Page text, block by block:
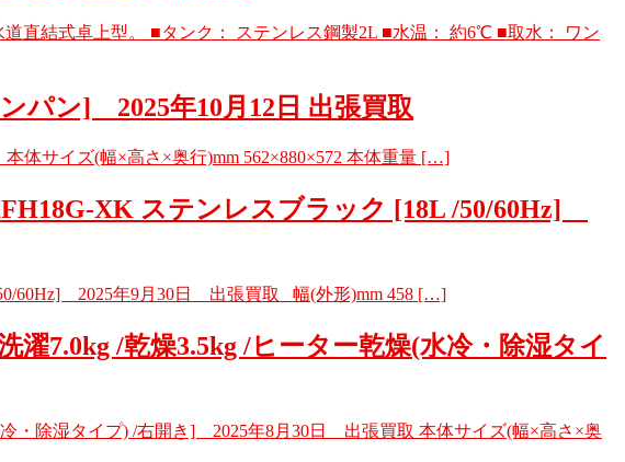
結式卓上型。 ■タンク： ステンレス鋼製2L ■水温： 約6℃ ■取水： ワン
パン] 2025年10月12日 出張買取
体サイズ(幅×高さ×奥行)mm 562×880×572 本体重量 […]
XK ステンレスブラック [18L /50/60Hz]
60Hz] 2025年9月30日 出張買取 幅(外形)mm 458 […]
7.0kg /乾燥3.5kg /ヒーター乾燥(水冷・除湿タイ
冷・除湿タイプ) /右開き] 2025年8月30日 出張買取 本体サイズ(幅×高さ×奥